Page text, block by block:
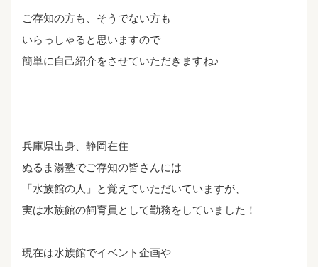
ご存知の方も、そうでない方も
いらっしゃると思いますので
簡単に自己紹介をさせていただきますね♪
兵庫県出身、静岡在住
ぬるま湯塾でご存知の皆さんには
「水族館の人」と覚えていただいていますが、
実は水族館の飼育員として勤務をしていました！
現在は水族館でイベント企画や